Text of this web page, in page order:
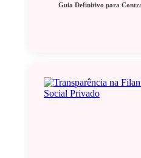
Guia Definitivo para